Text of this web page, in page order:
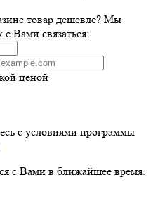
товар дешевле? Мы
Вами связаться:
ценой
с условиями программы
с Вами в ближайшее время.